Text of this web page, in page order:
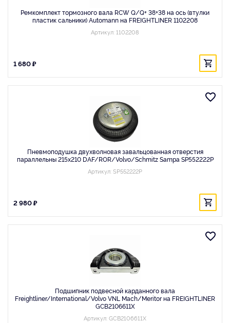
Ремкомплект тормозного вала RCW Q/Q+ 38+38 на ось (втулки
пластик сальники) Automann на FREIGHTLINER 1102208
Артикул: 1102208
1 680 ₽
Пневмоподушка двухволновая завальцованная отверстия
параллельны 215x210 DAF/ROR/Volvo/Schmitz Sampa SP552222P
Артикул: SP552222P
2 980 ₽
Подшипник подвесной карданного вала
Freightliner/International/Volvo VNL Mach/Meritor на FREIGHTLINER
GCB2106611X
Артикул: GCB2106611X